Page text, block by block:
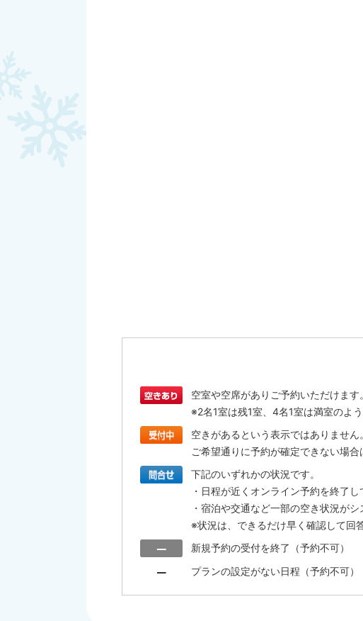
空室や空席がありご予約いただけます。
※2名1室は残1室、4名1室は満室のよ
空きがあるという表示ではありませ
ご希望通りに予約が確定できない場合
下記のいずれかの状況です。
・日程が近くオンライン予約を終了
・宿泊や交通など一部の空き状況が
※状況は、できるだけ早く確認して回
新規予約の受付を終了（予約不可）
プランの設定がない日程（予約不可）